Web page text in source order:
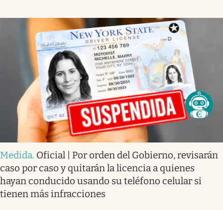
Medida. Oficial | Por orden del Gobierno, revisarán
caso por caso y quitarán la licencia a quienes
hayan conducido usando su teléfono celular si
tienen más infracciones